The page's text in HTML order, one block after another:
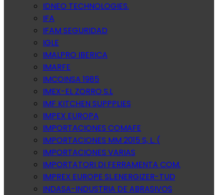
IDNEO TECHNOLOGIES.
IFA
IFAM SEGURIDAD
IGLE
IMALPRO IBERICA
IMARFE
IMCOINSA 1985
IMEX-EL ZORRO S.L
IMF KITCHEN SUPPPLIES
IMPEX EUROPA
IMPORTACIONES COMAFE
IMPORTACIONES MM 2015 S, L. (
IMPORTACIONES VARIAS
IMPORTATORI DI FERRAMENTA COM.
IMPREX EUROPE SL.ENERGIZER-TUD
INDASA-INDUSTRIA DE ABRASIVOS